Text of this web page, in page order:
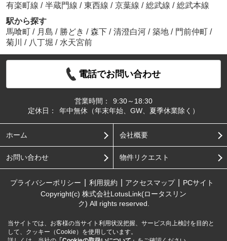
有楽町線 / 半蔵門線 / 東西線 / 京葉線 / 総武線 / 総武本線
駅から探す
馬喰町 / 月島 / 勝どき / 森下 / 清澄白河 / 築地 / 門前仲町 /
菊川
/ 八丁堀 / 水天宮前
電話でお問い合わせ
営業時間：
9:30～18:30
定休日：
年中無休（年末年始、GW、夏季休業除く）
ホーム 会社概要
お問い合わせ 物件リクエスト
プライバシーポリシー 利用規約 アクセスマップ
PCサイト
Copyright(c) 株式会社LotusLink(ロータスリン
ク) All rights reserved.
当サイトでは、お客様の当サイト利用状況把握、サービス向上検討を目的と
して、クッキー（Cookie）を使用しています。